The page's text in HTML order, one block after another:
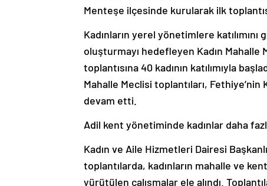
Menteşe ilçesinde kurularak ilk
Kadınların yerel yönetimlere
oluşturmayı hedefleyen Kadın
toplantısına 40 kadının katılımıyla
Mahalle Meclisi toplantıları, Fethiye’nin
devam etti.
Adil kent yönetiminde kadınlar daha
Kadın ve Aile Hizmetleri Dairesi
toplantılarda, kadınların mahalle ve
yürütülen çalışmalar ele alındı.